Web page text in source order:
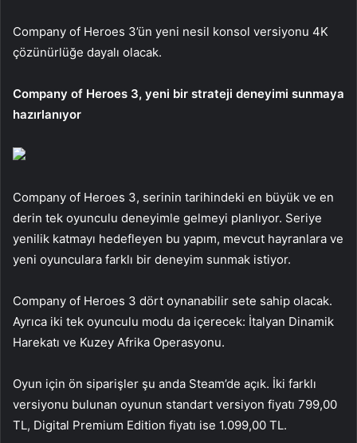
Company of Heroes 3’ün yeni nesil konsol versiyonu 4K
çözünürlüğe dayalı olacak.
Company of Heroes 3, yeni bir strateji deneyimi sunmaya
hazırlanıyor
Company of Heroes 3, serinin tarihindeki en büyük ve en
derin tek oyunculu deneyimle gelmeyi planlıyor. Seriye
yenilik katmayı hedefleyen bu yapım, mevcut hayranlara ve
yeni oyunculara farklı bir deneyim sunmak istiyor.
Company of Heroes 3 dört oynanabilir sete sahip olacak.
Ayrıca iki tek oyunculu modu da içerecek: İtalyan Dinamik
Harekatı ve Kuzey Afrika Operasyonu.
Oyun için ön siparişler şu anda Steam’de açık. İki farklı
versiyonu bulunan oyunun standart versiyon fiyatı 799,00
TL, Digital Premium Edition fiyatı ise 1.099,00 TL.